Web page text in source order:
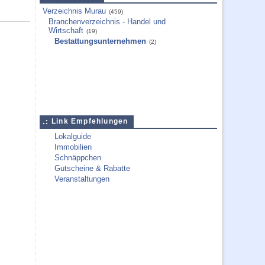
Verzeichnis Murau (459)
Branchenverzeichnis - Handel und
Wirtschaft (19)
Bestattungsunternehmen (2)
Link Empfehlungen
Lokalguide
Immobilien
Schnäppchen
Gutscheine & Rabatte
Veranstaltungen